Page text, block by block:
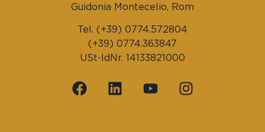
Guidonia Montecelio, Rom
Tel. (+39) 0774.572804
(+39) 0774.363847
USt-IdNr. 14133821000